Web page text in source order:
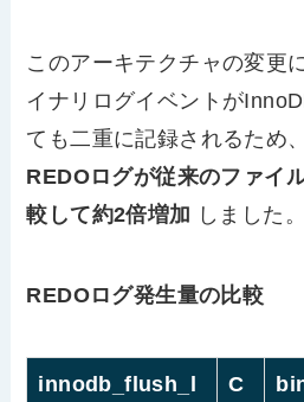
このアーキテクチャの変更
イナリログイベントが
ても二重に記録されるため
REDOログが従来のファイ
較して約2倍増加 しました。
REDOログ発生量の比較
innodb_flush_l
C